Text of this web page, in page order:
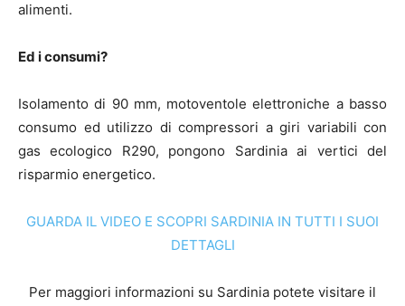
alimenti.
Ed i consumi?
Isolamento di 90 mm, motoventole elettroniche a basso
consumo ed utilizzo di compressori a giri variabili con
gas ecologico R290, pongono Sardinia ai vertici del
risparmio energetico.
GUARDA IL VIDEO E SCOPRI SARDINIA IN TUTTI I SUOI
DETTAGLI
Per maggiori informazioni su Sardinia potete visitare il